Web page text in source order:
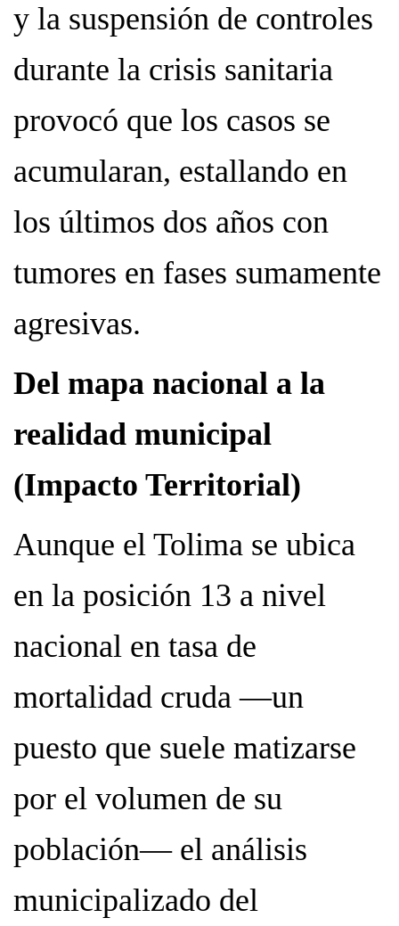
y la suspensión de controles
durante la crisis sanitaria
provocó que los casos se
acumularan, estallando en
los últimos dos años con
tumores en fases sumamente
agresivas.
Del mapa nacional a la
realidad municipal
(Impacto Territorial)
Aunque el Tolima se ubica
en la posición 13 a nivel
nacional en tasa de
mortalidad cruda —un
puesto que suele matizarse
por el volumen de su
población— el análisis
municipalizado del